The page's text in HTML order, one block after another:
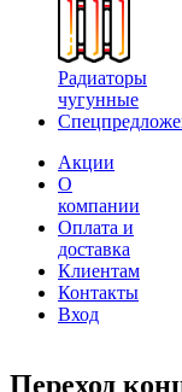
Радиаторы
чугунные
Акции
О
компании
Оплата и
доставка
Клиентам
Контакты
Вход
Переход